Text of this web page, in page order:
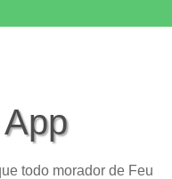
todo morador de Feu